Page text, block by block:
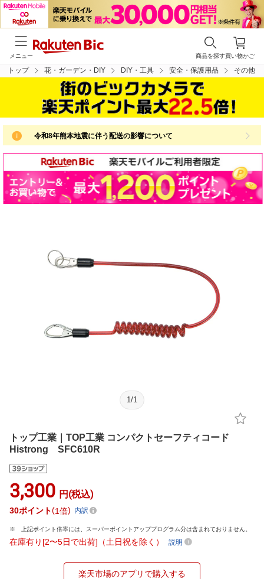
買い物かご
商品を探す
メニュー
トップ 花・ガーデン・DIY DIY・工具 安全・保護用品 その他
令和8年熊本地震に伴う配送の影響について
1 /1
トップ工業｜TOP工業 コンパクトセーフティコード
Histrong SFC610R
3,300 円(税込)
30ポイント 1倍 内訳
上記ポイント倍率には、スーパーポイントアッププログラム分は含まれておりません。
在庫有り[2〜5日で出荷]（土日祝を除く） 説明
楽天市場のアプリで購入する